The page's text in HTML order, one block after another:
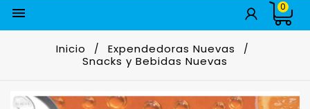
 0
Inicio
Expendedoras Nuevas
Snacks y Bebidas Nuevas